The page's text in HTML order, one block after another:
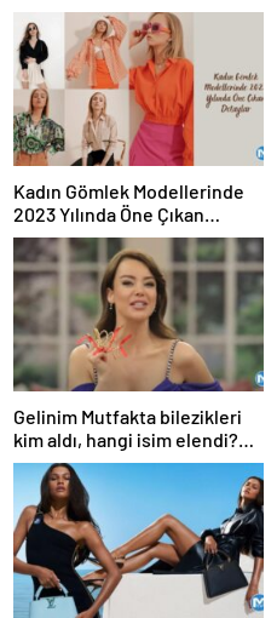
Kadın Gömlek Modellerinde
2023 Yılında Öne Çıkan
Detaylar
Gelinim Mutfakta bilezikleri
kim aldı, hangi isim elendi?
Gelinim Muftakta’da
finalistler belli oldu! İşte 16
Haziran puan durumu…